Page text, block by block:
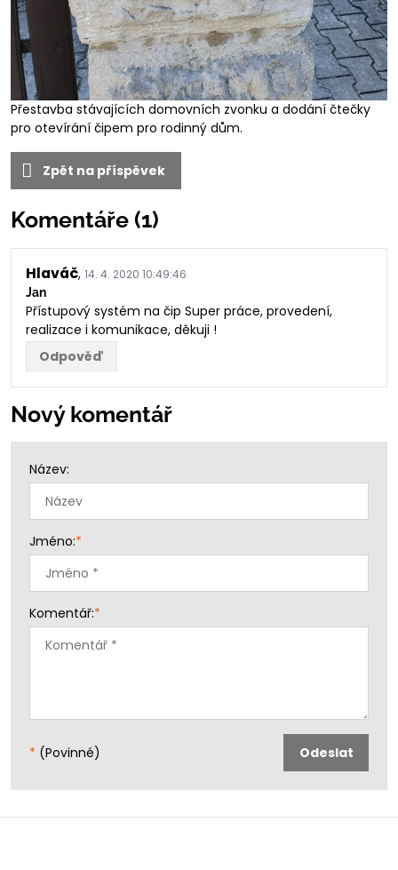
Přestavba stávajících domovních zvonku a dodání čtečky
pro otevírání čipem pro rodinný dům.
Zpět na příspěvek
Komentáře (1)
Hlaváč, 14. 4. 2020 10:49:46
Jan
Přístupový systém na čip Super práce, provedení,
realizace i komunikace, děkuji !
Odpověď
Nový komentář
Název:
Jméno:*
Komentář:*
* (Povinné) Odeslat